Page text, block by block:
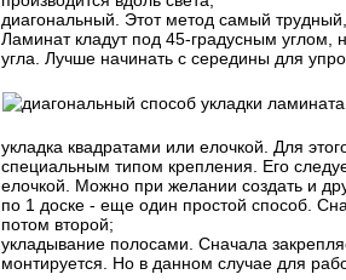
диагональный. Этот метод самый трудный,
Ламинат кладут под 45-градусным
угла. Лучше начинать с середины для
укладка квадратами или елочкой. Для
специальным типом крепления. Его
елочкой. Можно при желании создать и
по 1 доске - еще один простой способ.
потом второй;
укладывание полосами. Сначала
монтируется. Но в данном случае для